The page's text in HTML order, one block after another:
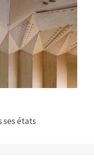
ses états